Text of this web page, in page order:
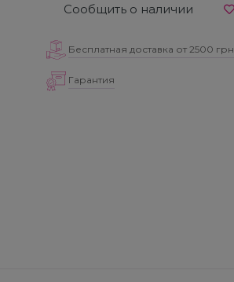
Сообщить о наличии
Бесплатная доставка от 2500 грн
Гарантия